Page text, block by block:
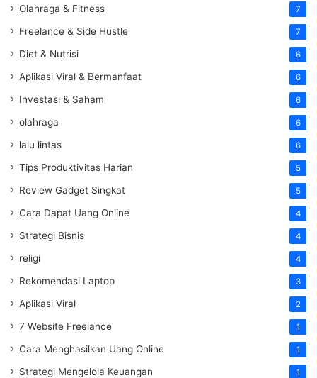
Olahraga & Fitness 7
Freelance & Side Hustle 7
Diet & Nutrisi 6
Aplikasi Viral & Bermanfaat 6
Investasi & Saham 6
olahraga 6
lalu lintas 6
Tips Produktivitas Harian 5
Review Gadget Singkat 5
Cara Dapat Uang Online 4
Strategi Bisnis 4
religi 4
Rekomendasi Laptop 3
Aplikasi Viral 2
7 Website Freelance 1
Cara Menghasilkan Uang Online 1
Strategi Mengelola Keuangan 1